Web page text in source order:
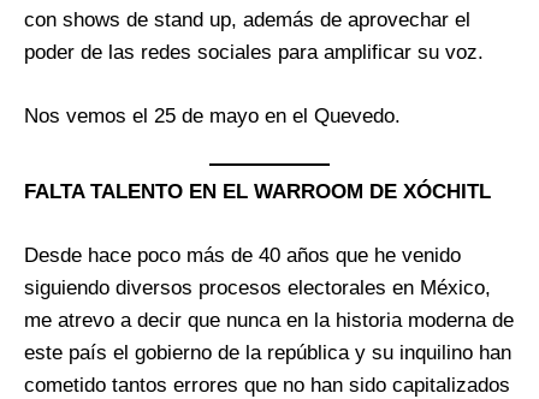
con shows de stand up, además de aprovechar el
poder de las redes sociales para amplificar su voz.
Nos vemos el 25 de mayo en el Quevedo.
FALTA TALENTO EN EL WARROOM DE XÓCHITL
Desde hace poco más de 40 años que he venido
siguiendo diversos procesos electorales en México,
me atrevo a decir que nunca en la historia moderna de
este país el gobierno de la república y su inquilino han
cometido tantos errores que no han sido capitalizados